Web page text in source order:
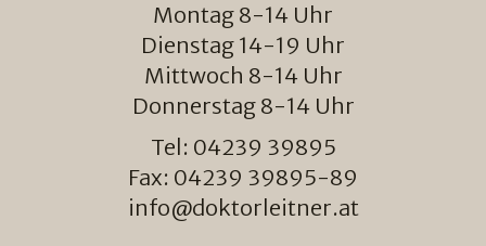
Montag 8-14 Uhr
Dienstag 14-19 Uhr
Mittwoch 8-14 Uhr
Donnerstag 8-14 Uhr
Tel: 04239 39895
Fax: 04239 39895-89
info@doktorleitner.at